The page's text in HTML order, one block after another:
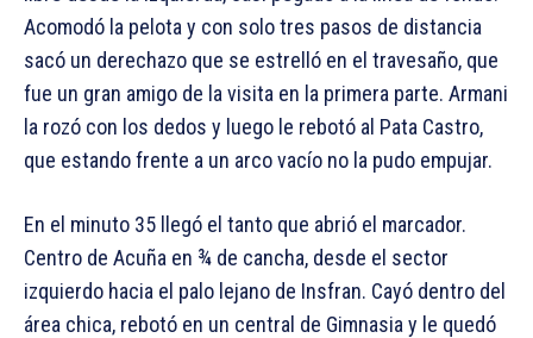
Acomodó la pelota y con solo tres pasos de distancia
sacó un derechazo que se estrelló en el travesaño, que
fue un gran amigo de la visita en la primera parte. Armani
la rozó con los dedos y luego le rebotó al Pata Castro,
que estando frente a un arco vacío no la pudo empujar.
En el minuto 35 llegó el tanto que abrió el marcador.
Centro de Acuña en ¾ de cancha, desde el sector
izquierdo hacia el palo lejano de Insfran. Cayó dentro del
área chica, rebotó en un central de Gimnasia y le quedó